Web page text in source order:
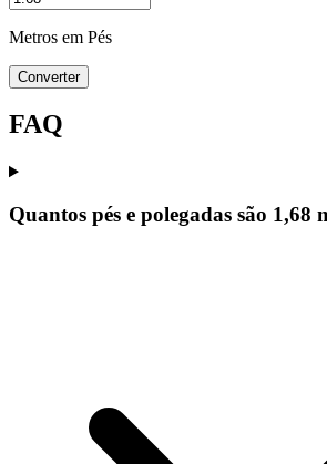
Metros em Pés
Converter
FAQ
Quantos pés e polegadas são 1,68